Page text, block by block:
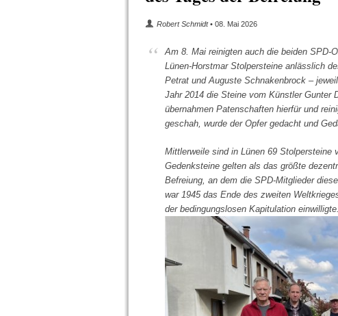
Robert Schmidt• 08. Mai 2026
Am 8. Mai reinigten auch die beiden SPD-
Lünen-Horstmar Stolpersteine anlässlich
Petrat und Auguste Schnakenbrock –
Jahr 2014 die Steine vom Künstler Gunter
übernahmen Patenschaften hierfür und
geschah, wurde der Opfer gedacht und
Mittlerweile sind in Lünen 69 Stolpersteine
Gedenksteine gelten als das größte
Befreiung, an dem die SPD-Mitglieder
war 1945 das Ende des zweiten
der bedingungslosen Kapitulation einwilligte.